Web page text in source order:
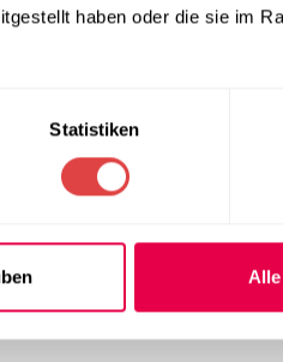
haben oder die sie im
Statistiken
zu erfüllen, ohne zu viel Platz in
zu kühlen.
Kühlung sorgt und Energie
Kühlbedürfnisse.